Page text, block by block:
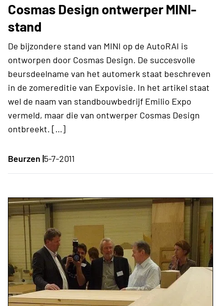
Cosmas Design ontwerper MINI-
stand
De bijzondere stand van MINI op de AutoRAI is
ontworpen door Cosmas Design. De succesvolle
beursdeelname van het automerk staat beschreven
in de zomereditie van Expovisie. In het artikel staat
wel de naam van standbouwbedrijf Emilio Expo
vermeld, maar die van ontwerper Cosmas Design
ontbreekt. […]
Beurzen |5-7-2011